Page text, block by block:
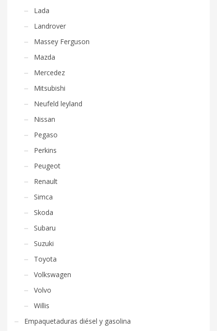
Lada
Landrover
Massey Ferguson
Mazda
Mercedez
Mitsubishi
Neufeld leyland
Nissan
Pegaso
Perkins
Peugeot
Renault
Simca
Skoda
Subaru
Suzuki
Toyota
Volkswagen
Volvo
Willis
Empaquetaduras diésel y gasolina